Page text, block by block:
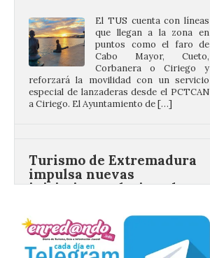
Cabo Mayor, Cueto,
Corbanera o Ciriego y
reforzará la movilidad con un servicio
especial de lanzaderas desde el PCTCAN
a Ciriego. El Ayuntamiento de […]
iniciativas relacionadas
con el trío de eclipses para
afianzar a Extremadura
8 Ago 2026